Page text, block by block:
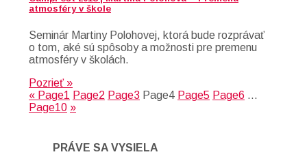
atmosféry v škole
Seminár Martiny Polohovej, ktorá bude rozprávať
o tom, aké sú spôsoby a možnosti pre premenu
atmosféry v školách.
Pozrieť »
« Page1 Page2 Page3 Page4 Page5 Page6 …
Page10 »
PRÁVE SA VYSIELA